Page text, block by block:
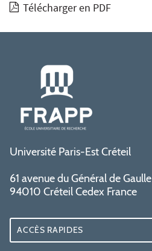
Télécharger en PDF
Université Paris-Est Créteil
61 avenue du Général de Gaulle
94010 Créteil Cedex France
ACCÈS RAPIDES